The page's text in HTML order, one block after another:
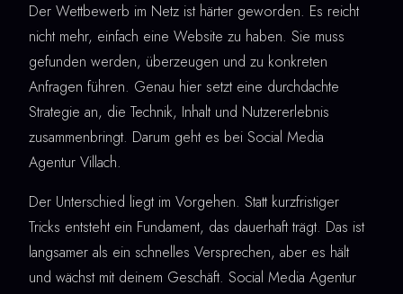
Der Wettbewerb im Netz ist härter geworden. Es reicht
nicht mehr, einfach eine Website zu haben. Sie muss
gefunden werden, überzeugen und zu konkreten
Anfragen führen. Genau hier setzt eine durchdachte
Strategie an, die Technik, Inhalt und Nutzererlebnis
zusammenbringt. Darum geht es bei Social Media
Agentur Villach.
Der Unterschied liegt im Vorgehen. Statt kurzfristiger
Tricks entsteht ein Fundament, das dauerhaft trägt. Das ist
langsamer als ein schnelles Versprechen, aber es hält
und wächst mit deinem Geschäft. Social Media Agentur